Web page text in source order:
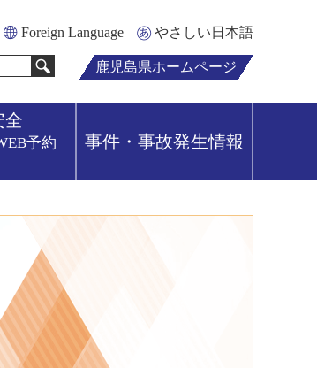
Foreign Language やさしい日本語
鹿児島県ホームページ
全
予約
事件・事故発生情報